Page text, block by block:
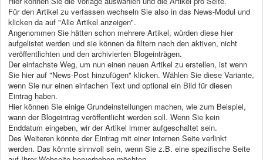
Für den Artikel zu verfassen wechseln Sie also in das News-Modul und
klicken da auf "Alle Artikel anzeigen".
Angenommen Sie hätten schon mehrere Artikel, würden diese hier
aufgelistet werden und sie können da filtern nach den aktiven, nicht
veröffentlichten und den archivierten Blogeinträgen.
Der einfachste Weg, um nun einen neuen Artikel zu erstellen, ist wenn
Sie hier auf "News-Post hinzufügen" klicken. Wählen Sie diese Variante,
wenn Sie nur einen einfachen Text und optional ein Bild für diesen
Eintrag haben.
Hier können Sie einige Grundeinstellungen machen, wie zum Beispiel,
wann der Blogeintrag veröffentlicht werden soll. Wenn Sie kein
Enddatum eingeben, wir der Artikel immer aufgeschaltet sein.
Des Weiteren könnte der Eintrag mit einer internen Seite verlinkt
werden. Das könnte sinnvoll sein, wenn Sie z.B. eine spezifische Seite